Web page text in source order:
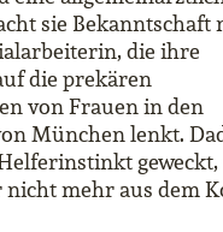
sie Bekanntschaft
die ihre
die prekären
von Frauen in den
München lenkt.
mehr aus dem